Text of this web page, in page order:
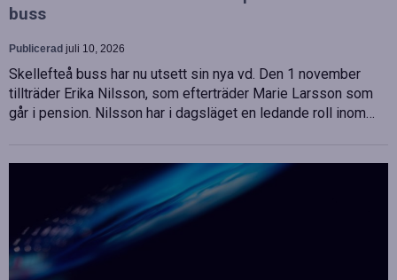
buss
Publicerad juli 10, 2026
Skellefteå buss har nu utsett sin nya vd. Den 1 november
tillträder Erika Nilsson, som efterträder Marie Larsson som
går i pension. Nilsson har i dagsläget en ledande roll inom…